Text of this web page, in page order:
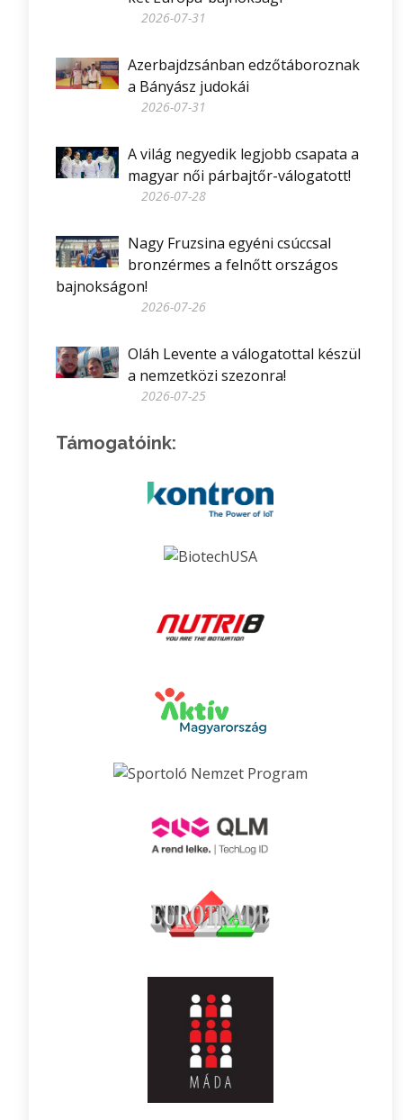
2026-07-31
Azerbajdzsánban edzőtáboroznak
a Bányász judokái
2026-07-31
A világ negyedik legjobb csapata a
magyar női párbajtőr-válogatott!
2026-07-28
Nagy Fruzsina egyéni csúccsal
bronzérmes a felnőtt országos
bajnokságon!
2026-07-26
Oláh Levente a válogatottal készül
a nemzetközi szezonra!
2026-07-25
Támogatóink: